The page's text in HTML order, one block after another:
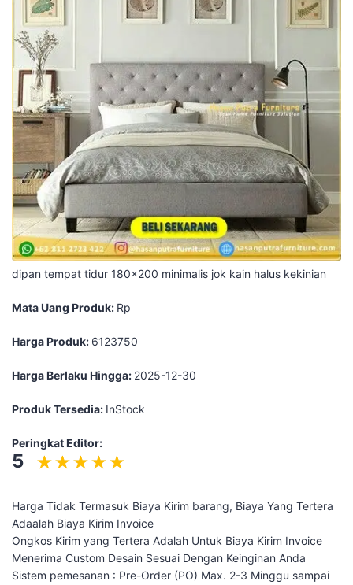
dipan tempat tidur 180x200 minimalis jok kain halus kekinian
Mata Uang Produk: Rp
Harga Produk: 6123750
Harga Berlaku Hingga: 2025-12-30
Produk Tersedia: InStock
Peringkat Editor:
5
Harga Tidak Termasuk Biaya Kirim barang, Biaya Yang Tertera
Adaalah Biaya Kirim Invoice
Ongkos Kirim yang Tertera Adalah Untuk Biaya Kirim Invoice
Menerima Custom Desain Sesuai Dengan Keinginan Anda
Sistem pemesanan : Pre-Order (PO) Max. 2-3 Minggu sampai